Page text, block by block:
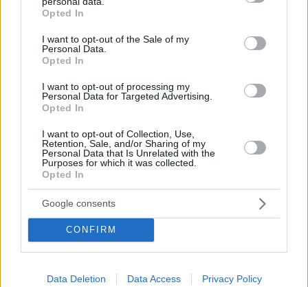
grant or deny consent to Google and its third-party tags to
use your data for below specified purposes in below Google
consent section.
Opted In
I want to opt-out of the Sale of my
Personal Data.
Opted In
I want to opt-out of processing my
Personal Data for Targeted Advertising.
Opted In
I want to opt-out of Collection, Use,
Retention, Sale, and/or Sharing of my
Personal Data that Is Unrelated with the
Purposes for which it was collected.
Opted In
Google consents
CONFIRM
Data Deletion Data Access Privacy Policy
03.05.2024, 04:25
Οδηγος μηχανης = υποψηφιος νεκρος.
ΑΠΑΝΤΗΣΗ
βερναρδος
03.05.2024, 03:42
ενα μεγαλο προβλημα που πρεπει να λυσει η
ΑΠΑΝΤΗΣΗ
Τι να κάνει η κυβέρνηση?
03.05.2024, 05:35
Να σου πει μην βάλεις το χέρι σου στην φωτιά
γιατί θα καείς??? Κακό τσίζ?? Σοβαρέψου
ελληναρα μου!
ΑΠΑΝΤΗΣΗ